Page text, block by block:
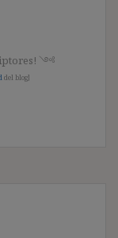
༺
del blog]